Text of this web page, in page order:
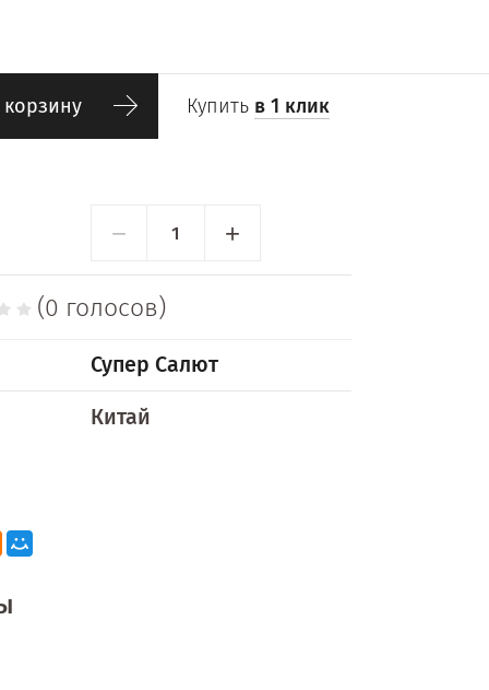
Купить в 1 клик
− +
(0 голосов)
Супер Салют
Китай